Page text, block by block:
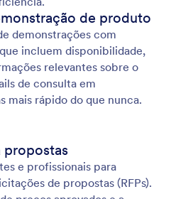
de produto
demonstrações com
incluem disponibilidade,
relevantes sobre o
de consulta em
mais rápido do que nunca.
propostas
e profissionais para
de propostas (RFPs).